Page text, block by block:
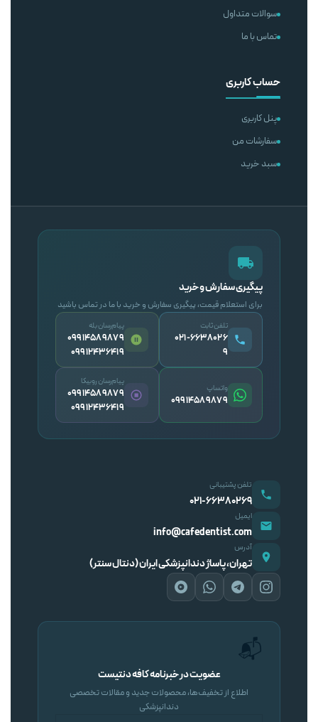
سوالات متداول
تماس با ما
حساب کاربری
پنل کاربری
سفارشات من
سبد خرید
پیگیری سفارش و خرید
برای استعلام قیمت، پیگیری سفارش و خرید با ما در تماس باشید
تلفن ثابت
۰۲۱-۶۶۳۸۰۲۶
۹
پیام‌رسان بله
09914589879
09912436419
واتساپ
09914589879
پیام‌رسان روبیکا
09914589879
09912436419
تلفن پشتیبانی
۰۲۱-۶۶۳۸۰۲۶۹
ایمیل
info@cafedentist.com
آدرس
تهران، پاساژ دندانپزشکی ایران (دنتال سنتر)
📬
عضویت در خبرنامه کافه دنتیست
اطلاع از تخفیف‌ها، محصولات جدید و مقالات تخصصی
دندانپزشکی